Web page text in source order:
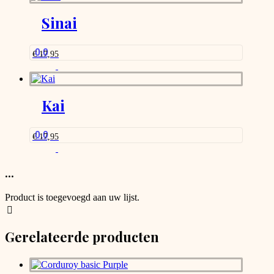
Sinai
0.0
€17,95
Kai
0.0
€17,95
...
Product is toegevoegd aan uw lijst.
Gerelateerde producten